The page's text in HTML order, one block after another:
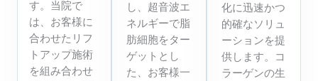
す。当院で
は、お客様に
合わせたリフ
トアップ施術
を組み合わせ
し、超音波エ
ネルギーで脂
肪細胞をター
ゲットとし
た、お客様一
化に迅速かつ
的確なソリュ
ーションを提
供します。コ
ラーゲンの生